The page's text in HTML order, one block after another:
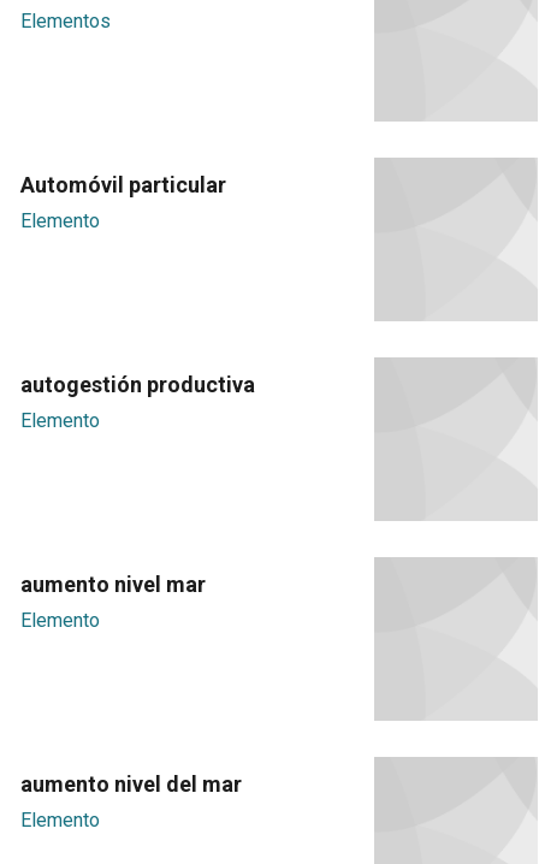
Elementos
Automóvil particular
Elemento
autogestión productiva
Elemento
aumento nivel mar
Elemento
aumento nivel del mar
Elemento